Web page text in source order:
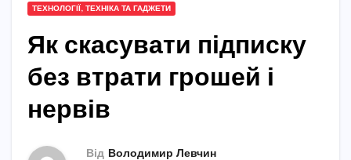
ТЕХНОЛОГІЇ, ТЕХНІКА ТА ГАДЖЕТИ
Як скасувати підписку
без втрати грошей і
нервів
Від Володимир Левчин